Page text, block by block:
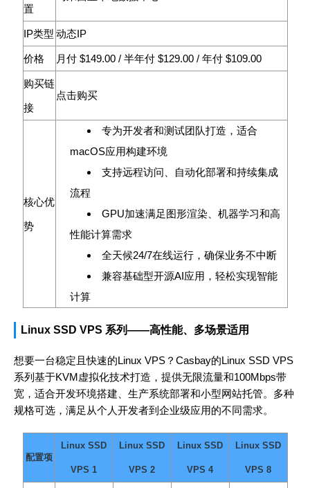
置
IP类型 动态IP
价格 月付 $149.00/ 半年付 $129.00/ 年付 $109.00
购买链
接
点击购买
核心优
势
专为开发者和测试团队打造，适合
macOS应用构建环境
支持远程访问、自动化部署和持续集成
流程
GPU加速满足图形渲染、机器学习和高
性能计算需求
全天候24/7在线运行，确保业务不中断
兼容基础型开源AI应用，轻松实现智能
计算
Linux SSD VPS 系列——高性能、多场景适用
想要一台稳定且快速的Linux VPS？Casbay的Linux SSD VPS
系列基于KVM虚拟化技术打造，提供无限流量和100Mbps带
宽，适合开发环境搭建、生产系统部署和小型网站托管。多种
规格可选，满足从个人开发者到企业级应用的不同需求。
配置项
Linux SSD
VPS 1
Linux SSD
VPS 2
Linux SSD
VPS 4
Linux SSD
VPS 8